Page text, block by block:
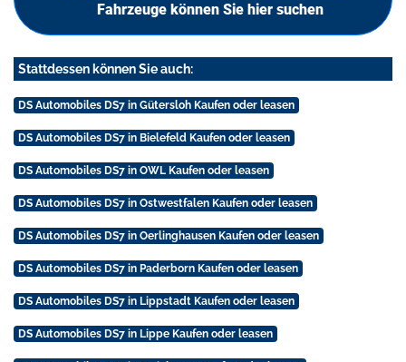
Fahrzeuge können Sie hier suchen
Stattdessen können Sie auch:
DS Automobiles DS7 in Gütersloh Kaufen oder leasen
DS Automobiles DS7 in Bielefeld Kaufen oder leasen
DS Automobiles DS7 in OWL Kaufen oder leasen
DS Automobiles DS7 in Ostwestfalen Kaufen oder leasen
DS Automobiles DS7 in Oerlinghausen Kaufen oder leasen
DS Automobiles DS7 in Paderborn Kaufen oder leasen
DS Automobiles DS7 in Lippstadt Kaufen oder leasen
DS Automobiles DS7 in Lippe Kaufen oder leasen